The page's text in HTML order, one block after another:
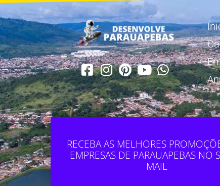
RECEBA AS MELHORES
EMPRESAS DE PARAUAPEBAS NO
MAIL